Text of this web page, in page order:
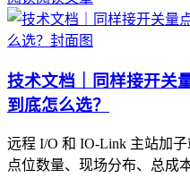
技术文档｜同样接开关
到底怎么选？
远程 I/O 和 IO-Link 主站加
点位数量、现场分布、总成